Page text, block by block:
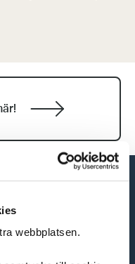
webbplatsen.
tekniska